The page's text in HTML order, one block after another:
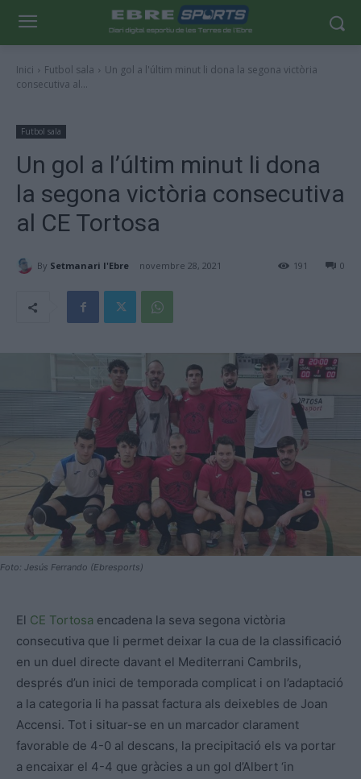
Inici Futbol sala
Un gol a l'últim minut li dona la segona victòria
consecutiva al...
Futbol sala
Un gol a l’últim minut li dona
la segona victòria consecutiva
al CE Tortosa
By Setmanari l'Ebre novembre 28, 2021 0
191
Foto: Jesús Ferrando (Ebresports)
El CE Tortosa encadena la seva segona victòria
consecutiva que li permet deixar la cua de la classificació
en un duel directe davant el Mediterrani Cambrils,
després d’un inici de temporada complicat i on l’adaptació
a la categoria li ha passat factura als deixebles de Joan
Accensi. Tot i situar-se en un marcador clarament
favorable de 4-0 al descans, la precipitació els va portar
a encaixar el 4-4 que gràcies a un gol d’Albert ‘in